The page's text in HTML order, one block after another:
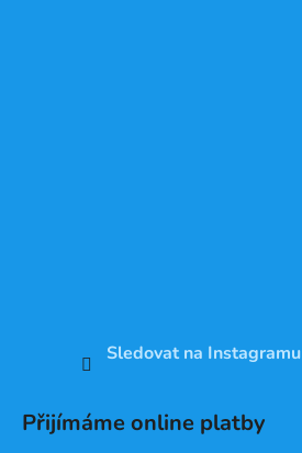
Sledovat na Instagramu
Přijímáme online platby